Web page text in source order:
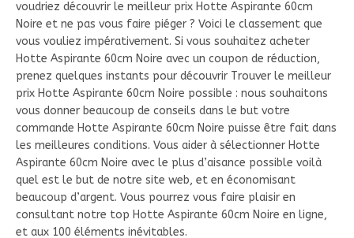
voudriez découvrir le meilleur prix Hotte Aspirante 60cm
Noire et ne pas vous faire piéger ? Voici le classement que
vous vouliez impérativement. Si vous souhaitez acheter
Hotte Aspirante 60cm Noire avec un coupon de réduction,
prenez quelques instants pour découvrir Trouver le meilleur
prix Hotte Aspirante 60cm Noire possible : nous souhaitons
vous donner beaucoup de conseils dans le but votre
commande Hotte Aspirante 60cm Noire puisse être fait dans
les meilleures conditions. Vous aider à sélectionner Hotte
Aspirante 60cm Noire avec le plus d’aisance possible voilà
quel est le but de notre site web, et en économisant
beaucoup d’argent. Vous pourrez vous faire plaisir en
consultant notre top Hotte Aspirante 60cm Noire en ligne,
et aux 100 éléments inévitables.